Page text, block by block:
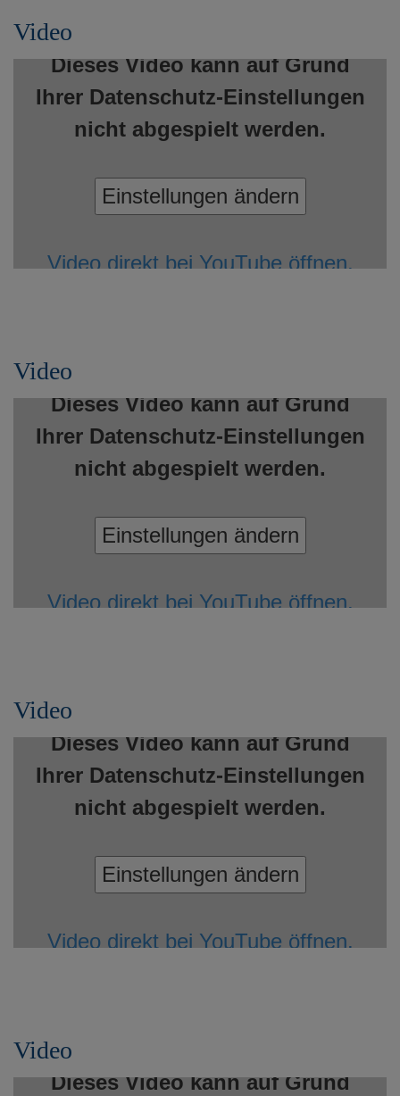
Video
Dieses Video kann auf Grund
Ihrer Datenschutz-Einstellungen
nicht abgespielt werden.
Einstellungen ändern
Video direkt bei YouTube öffnen.
Video
Dieses Video kann auf Grund
Ihrer Datenschutz-Einstellungen
nicht abgespielt werden.
Einstellungen ändern
Video direkt bei YouTube öffnen.
Video
Dieses Video kann auf Grund
Ihrer Datenschutz-Einstellungen
nicht abgespielt werden.
Einstellungen ändern
Video direkt bei YouTube öffnen.
Video
Dieses Video kann auf Grund